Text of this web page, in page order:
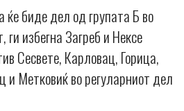
ќе биде дел од групата Б во
избегна Загреб и Нексе
Сесвете, Карловац, Горица,
и Метковиќ во регуларниот дел